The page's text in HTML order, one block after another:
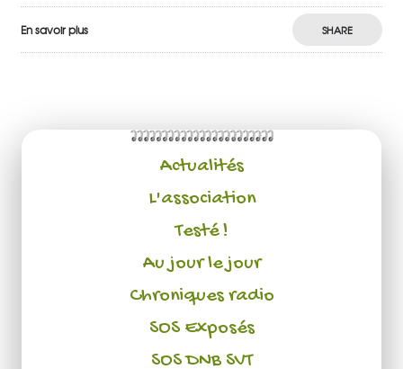
En savoir plus SHARE
Actualités
L'association
Testé !
Au jour le jour
Chroniques radio
SOS Exposés
SOS DNB SVT